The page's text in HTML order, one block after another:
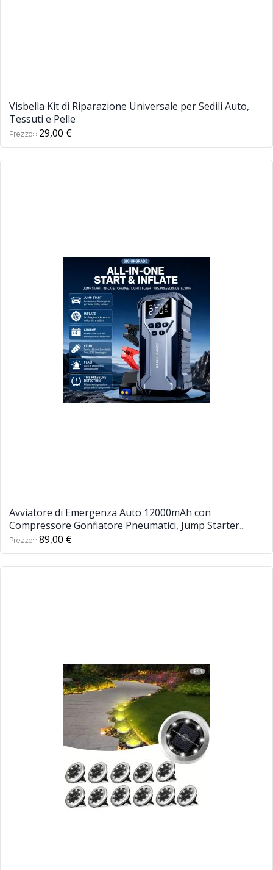
Visbella Kit di Riparazione Universale per Sedili Auto,
Tessuti e Pelle
Prezzo: 29,00 €
Avviatore di Emergenza Auto 12000mAh con
Compressore Gonfiatore Pneumatici, Jump Starter
Multifunzione, Power Bank Type-C, Display Digitale e
Torcia LED SOS
Prezzo: 89,00 €